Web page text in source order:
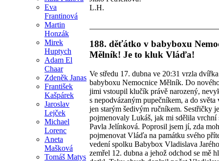
Eva
Frantinová
Martin
Honzák
Mirek
Huptych
Adam El
Chaar
Zdeněk Janas
František
Kašpárek
Jaroslav
Lejček
Michael
Lorenc
Aneta
Mašková
Tomáš Matys
L.H.
188. děťátko v babyboxu
Mělník! Je to kluk Vláďa!
Ve středu 17. dubna ve 20:31 vrzla dvířka
babyboxu Nemocnice Mělník. Do
jimi vstoupil klučík právě narozený,
s nepodvázaným pupečníkem, a do světa
jen starým šedivým ručníkem. Sestřičky
pojmenovaly Lukáš, jak mi sdělila vrchní
Pavla Jelínková. Poprosil jsem jí, zda
pojmenovat Vláďa na památku svého
vedení spolku Babybox Vladislava
zemřel 12. dubna a jehož odchod se mě